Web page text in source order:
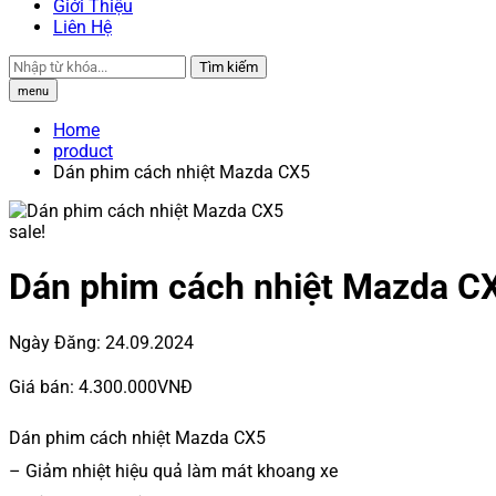
Giới Thiệu
Liên Hệ
Tìm kiếm
menu
Home
product
Dán phim cách nhiệt Mazda CX5
sale!
Dán phim cách nhiệt Mazda
Ngày Đăng: 24.09.2024
Giá bán: 4.300.000VNĐ
Dán phim cách nhiệt Mazda CX5
– Giảm nhiệt hiệu quả làm mát khoang xe